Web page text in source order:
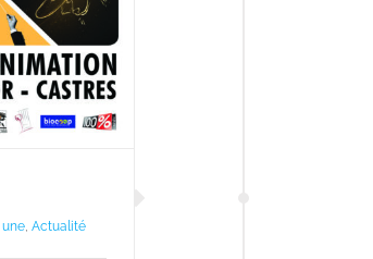
une Actualité